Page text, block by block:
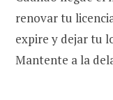
renovar tu
expire y dejar tu
Mantente a la